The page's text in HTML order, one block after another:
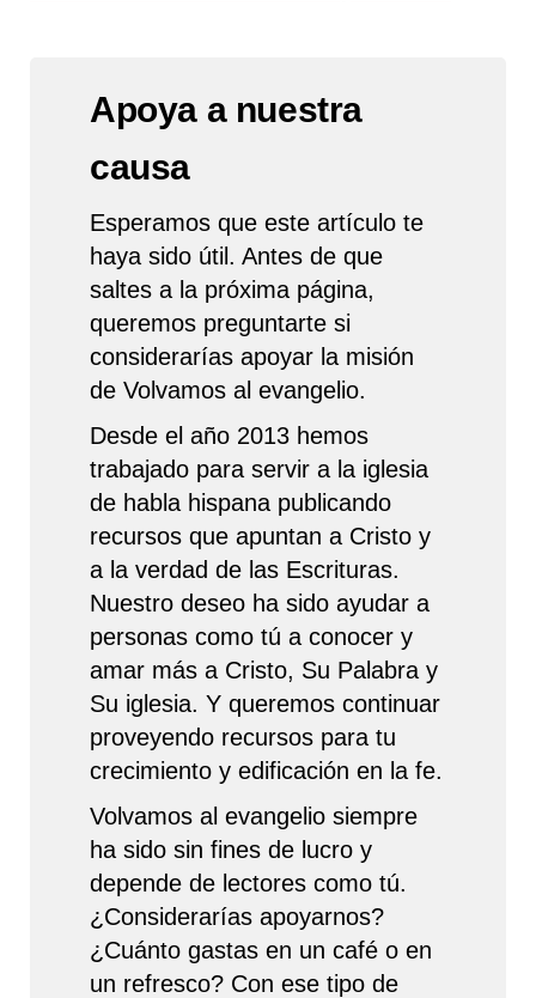
Apoya a nuestra
causa
Esperamos que este artículo te
haya sido útil. Antes de que
saltes a la próxima página,
queremos preguntarte si
considerarías apoyar la misión
de Volvamos al evangelio.
Desde el año 2013 hemos
trabajado para servir a la iglesia
de habla hispana publicando
recursos que apuntan a Cristo y
a la verdad de las Escrituras.
Nuestro deseo ha sido ayudar a
personas como tú a conocer y
amar más a Cristo, Su Palabra y
Su iglesia. Y queremos continuar
proveyendo recursos para tu
crecimiento y edificación en la fe.
Volvamos al evangelio siempre
ha sido sin fines de lucro y
depende de lectores como tú.
¿Considerarías apoyarnos?
¿Cuánto gastas en un café o en
un refresco? Con ese tipo de